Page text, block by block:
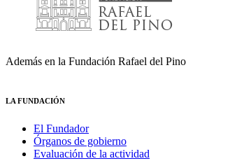
Además en la Fundación Rafael del Pino
LA FUNDACIÓN
El Fundador
Órganos de gobierno
Evaluación de la actividad